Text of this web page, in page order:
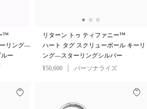
™
ーリング—
ー
リターン トゥ ティファニー™
ハート タグ スクリューボール キーリ
ング—スターリングシルバー
¥50,600
パーソナライズ